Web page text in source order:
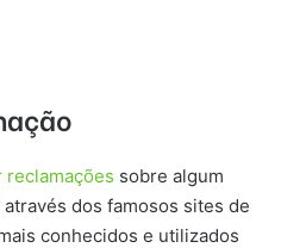
reclamações sobre algum
dos famosos sites de
conhecidos e utilizados